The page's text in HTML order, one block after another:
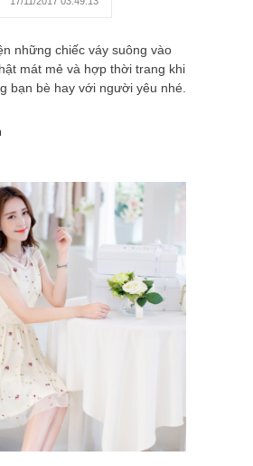
những chiếc váy suông vào
mát mẻ và hợp thời trang khi
bạn bè hay với người yêu nhé.